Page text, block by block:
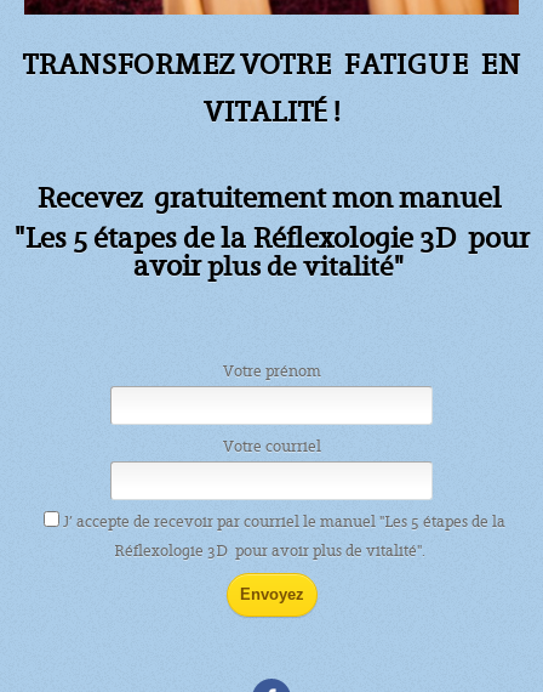
TRANSFORMEZ VOTRE FATIGUE EN
VITALITÉ !
Recevez gratuitement mon manuel
"Les 5 étapes de la Réflexologie 3D pour
avoirplus de vitalité"
Votre prénom
Votre courriel
J’ accepte de recevoir par courriel le manuel "Les 5 étapes de la
Réflexologie 3D pour avoir plus de vitalité".